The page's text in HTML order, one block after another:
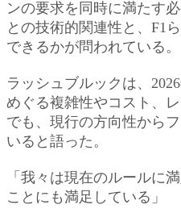
ンの要求を同時に満たす
との技術的関連性と、F1
できるかが問われている。
ラッシュブルックは、
めぐる複雑性やコスト、
でも、現行の方向性から
いると語った。
「我々は現在のルールに
ことにも満足している」